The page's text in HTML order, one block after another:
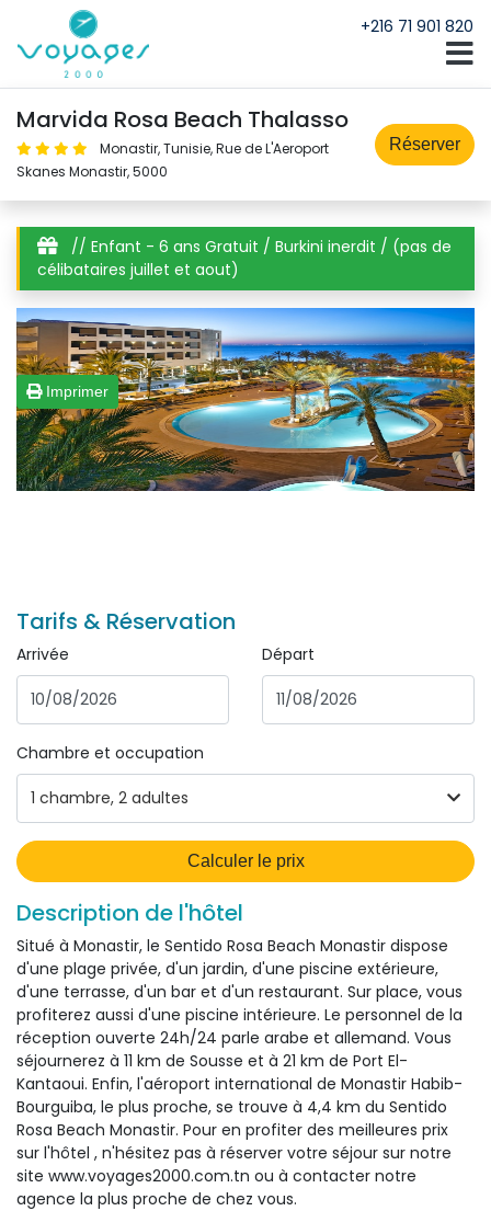
+216 71 901 820
Marvida Rosa Beach Thalasso
Monastir, Tunisie, Rue de L'Aeroport
Skanes Monastir, 5000
Réserver
// Enfant - 6 ans Gratuit / Burkini inerdit / (pas de
célibataires juillet et aout)
Imprimer
Tarifs & Réservation
Arrivée Départ
Chambre et occupation
1 chambre, 2 adultes
Calculer le prix
Description de l'hôtel
Situé à Monastir, le Sentido Rosa Beach Monastir dispose
d'une plage privée, d'un jardin, d'une piscine extérieure,
d'une terrasse, d'un bar et d'un restaurant. Sur place, vous
profiterez aussi d'une piscine intérieure. Le personnel de la
réception ouverte 24h/24 parle arabe et allemand. Vous
séjournerez à 11 km de Sousse et à 21 km de Port El-
Kantaoui. Enfin, l'aéroport international de Monastir Habib-
Bourguiba, le plus proche, se trouve à 4,4 km du Sentido
Rosa Beach Monastir. Pour en profiter des meilleures prix
sur l'hôtel , n'hésitez pas à réserver votre séjour sur notre
site www.voyages2000.com.tn ou à contacter notre
agence la plus proche de chez vous.